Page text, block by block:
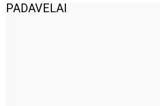
PADAVELAI